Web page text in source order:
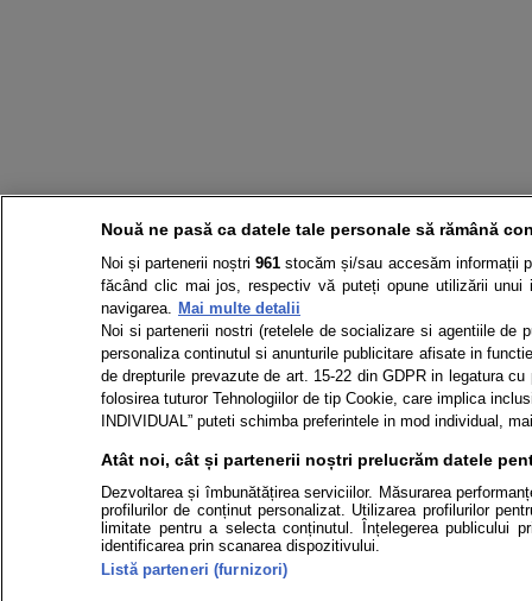
Nouă ne pasă ca datele tale personale să rămână
Noi și partenerii noștri961 stocăm și/sau accesăm informații
făcând clic mai jos, respectiv vă puteți opune utilizării
navigarea. Mai multe detalii
Noi si partenerii nostri (retelele de socializare si agentiile de
personaliza continutul si anunturile publicitare afisate in
de drepturile prevazute de art. 15-22 din GDPR in legatura
folosirea tuturor Tehnologiilor de tip Cookie, care implica
INDIVIDUAL” puteti schimba preferintele in mod individual,
Atât noi, cât și partenerii noștri prelucrăm datele
Dezvoltarea și îmbunătățirea serviciilor. Măsurarea
profilurilor de conținut personalizat. Utilizarea profilurilor
limitate pentru a selecta conținutul. Înțelegerea
identificarea prin scanarea dispozitivului.
Listă parteneri (furnizori)